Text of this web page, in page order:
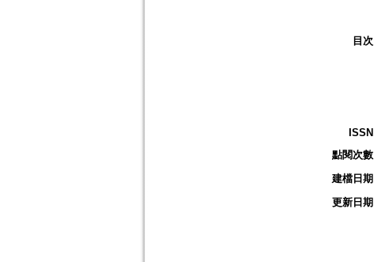
目次
ISSN
點閱次數
建檔日期
更新日期